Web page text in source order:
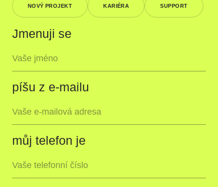
NOVÝ PROJEKT KARIÉRA SUPPORT
Jmenuji se
píšu z e-mailu
můj telefon je